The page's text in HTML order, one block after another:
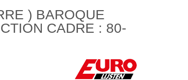
) BAROQUE
CADRE : 80-